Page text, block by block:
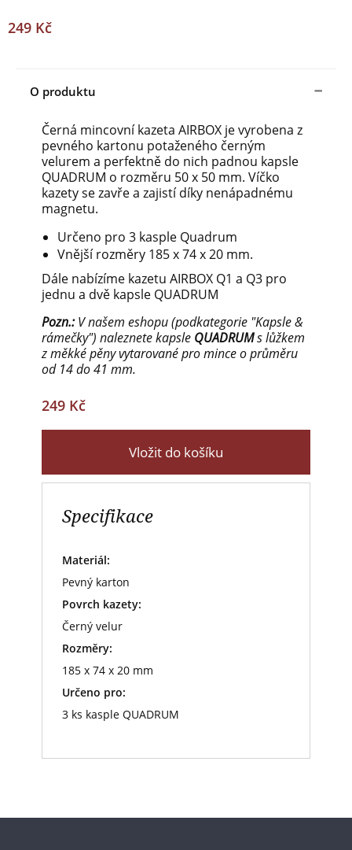
249 Kč
O produktu
Černá mincovní kazeta AIRBOX je vyrobena z
pevného kartonu potaženého černým
velurem a perfektně do nich padnou kapsle
QUADRUM o rozměru 50 x 50 mm. Víčko
kazety se zavře a zajistí díky nenápadnému
magnetu.
Určeno pro 3 kasple Quadrum
Vnější rozměry 185 x 74 x 20 mm.
Dále nabízíme kazetu AIRBOX Q1 a Q3 pro
jednu a dvě kapsle QUADRUM
Pozn.:V našem eshopu (podkategorie "Kapsle &
rámečky") naleznete kapsle QUADRUMs lůžkem
z měkké pěny vytarované pro mince o průměru
od 14 do 41 mm.
249 Kč
Vložit do košíku
Specifikace
Materiál:
Pevný karton
Povrch kazety:
Černý velur
Rozměry:
185 x 74 x 20 mm
Určeno pro:
3 ks kasple QUADRUM